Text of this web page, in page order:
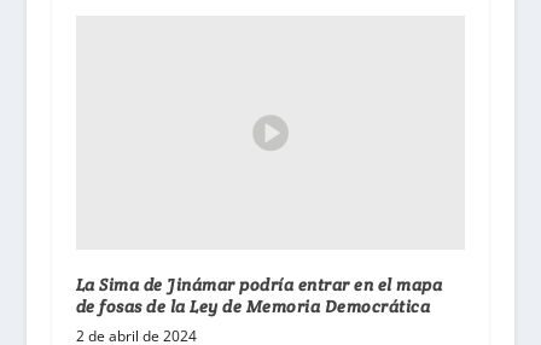
La Sima de Jinámar podría entrar en el mapa
de fosas de la Ley de Memoria Democrática
2 de abril de 2024